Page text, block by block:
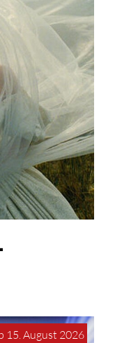
15. August 2026